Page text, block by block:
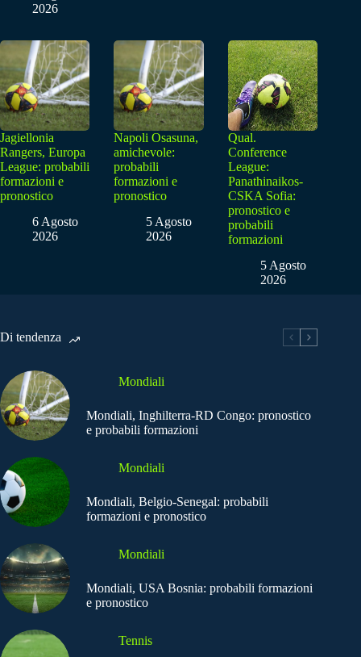
2026
Jagiellonia
Rangers, Europa
League: probabili
formazioni e
pronostico
6 Agosto
2026
Napoli Osasuna,
amichevole:
probabili
formazioni e
pronostico
5 Agosto
2026
Qual.
Conference
League:
Panathinaikos-
CSKA Sofia:
pronostico e
probabili
formazioni
5 Agosto
2026
Di tendenza
Mondiali
Mondiali, Inghilterra-RD Congo: pronostico
e probabili formazioni
Mondiali
Mondiali, Belgio-Senegal: probabili
formazioni e pronostico
Mondiali
Mondiali, USA Bosnia: probabili formazioni
e pronostico
Tennis